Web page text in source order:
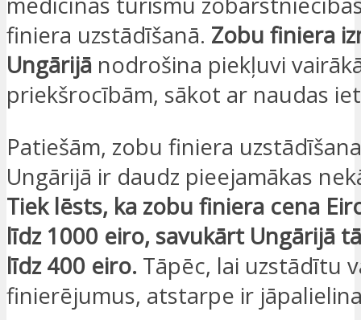
finiera uzstādīšanā. Zobu finiera
Ungārijā nodrošina piekļuvi
priekšrocībām, sākot ar naudas
Patiešām, zobu finiera
Ungārijā ir daudz pieejamākas
Tiek lēsts, ka zobu finiera cena
līdz 1000 eiro, savukārt Ungārijā
līdz 400 eiro. Tāpēc, lai uzstādītu
finierējumus, atstarpe ir